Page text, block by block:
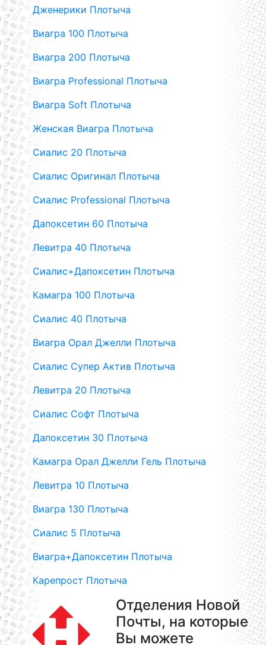
Дженерики Плотыча
Виагра 100 Плотыча
Виагра 200 Плотыча
Виагра Professional Плотыча
Виагра Soft Плотыча
Женская Виагра Плотыча
Сиалис 20 Плотыча
Сиалис Оригинал Плотыча
Сиалис Professional Плотыча
Дапоксетин 60 Плотыча
Левитра 40 Плотыча
Сиалис+Дапоксетин Плотыча
Камагра 100 Плотыча
Сиалис 40 Плотыча
Виагра Орал Джелли Плотыча
Сиалис Супер Актив Плотыча
Левитра 20 Плотыча
Сиалис Софт Плотыча
Дапоксетин 30 Плотыча
Камагра Орал Джелли Гель Плотыча
Левитра 10 Плотыча
Виагра 130 Плотыча
Сиалис 5 Плотыча
Виагра+Дапоксетин Плотыча
Карепрост Плотыча
Отделения Новой
Почты, на которые
Вы можете